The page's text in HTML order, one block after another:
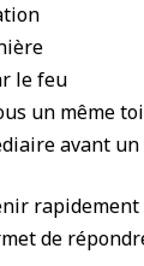
le feu
un même
avant un
de